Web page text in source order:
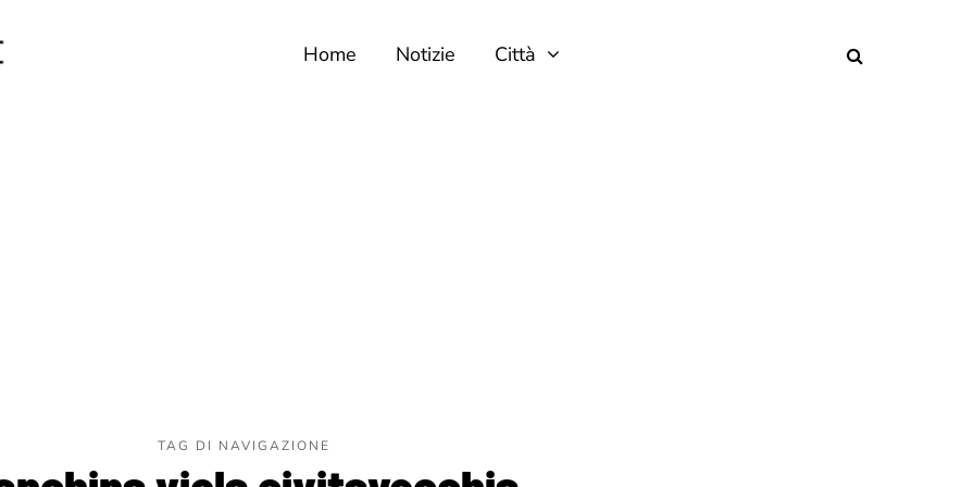
Home Notizie Città
TAG DI NAVIGAZIONE